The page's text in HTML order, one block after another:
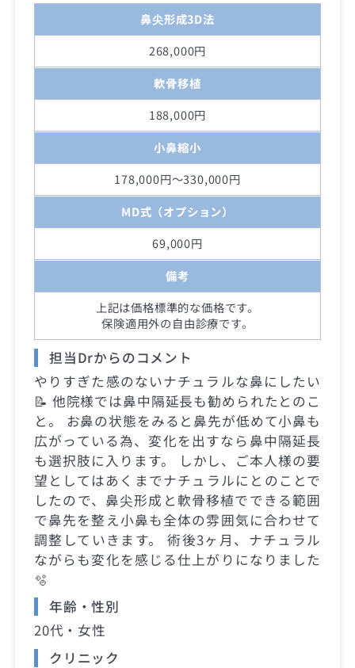
鼻尖形成3D法
268,000円
軟骨移植
188,000円
小鼻縮小
178,000円～330,000円
MD式（オプション）
69,000円
備考
上記は価格標準的な価格です。
保険適用外の自由診療です。
担当Drからのコメント
やりすぎた感のないナチュラルな鼻にしたい
📝 他院様では鼻中隔延長も勧められたとのこ
と。 お鼻の状態をみると鼻先が低めて小鼻も
広がっている為、変化を出すなら鼻中隔延長
も選択肢に入ります。 しかし、ご本人様の要
望としてはあくまでナチュラルにとのことで
したので、鼻尖形成と軟骨移植でできる範囲
で鼻先を整え小鼻も全体の雰囲気に合わせて
調整していきます。 術後3ヶ月、ナチュラル
ながらも変化を感じる仕上がりになりました
🫧
年齢・性別
20代・女性
クリニック